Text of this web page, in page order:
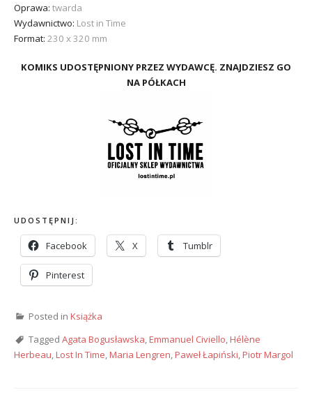
Oprawa: twarda
Wydawnictwo: Lost in Time
Format: 230 x 320 mm
KOMIKS UDOSTĘPNIONY PRZEZ WYDAWCĘ. ZNAJDZIESZ GO
NA PÓŁKACH
UDOSTĘPNIJ:
Facebook X Tumblr
Pinterest
Posted in Książka
Tagged Agata Bogusławska,Emmanuel Civiello,Hélène
Herbeau,Lost In Time,Maria Lengren,Paweł Łapiński,Piotr Margol